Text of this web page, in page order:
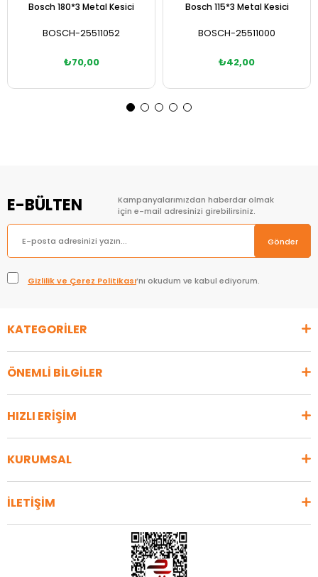
Bosch 180*3 Metal Kesici
BOSCH-25511052
₺70,00
Bosch 115*3 Metal Kesici
BOSCH-25511000
₺42,00
E-BÜLTEN
Kampanyalarımızdan haberdar olmak
için e-mail adresinizi girebilirsiniz.
Gönder
Gizlilik ve Çerez Politikası’nı okudum ve kabul ediyorum.
KATEGORİLER
ÖNEMLİ BİLGİLER
HIZLI ERİŞİM
KURUMSAL
İLETİŞİM